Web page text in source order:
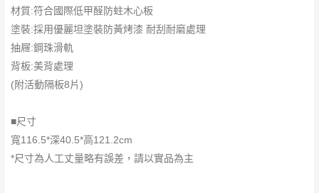
材質:符合國際低甲醛防蛀木心板
塗裝:採用優麗坦塗裝防黃烤漆 耐刮耐磨處理
抽屜:鋼珠滑軌
背板:美背處理
(附活動隔板8片)
■尺寸
寬116.5*深40.5*高121.2cm
*尺寸為人工丈量略有誤差，請以實品為主